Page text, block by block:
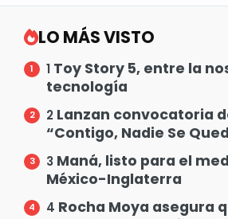
LO MÁS VISTO
1 Toy Story 5, entre la
tecnología
2 Lanzan convocatoria
“Contigo, Nadie Se
3 Maná, listo para el
México-Inglaterra
4 Rocha Moya asegura